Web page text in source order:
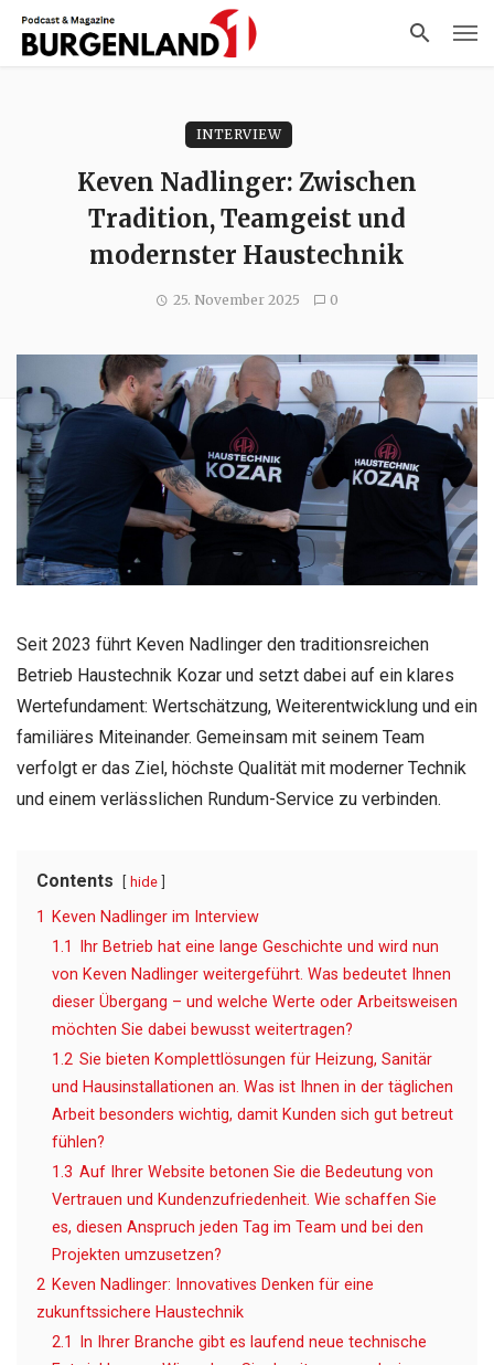
INTERVIEW
Keven Nadlinger: Zwischen
Tradition, Teamgeist und
modernster Haustechnik
25. November 2025 0
Seit 2023 führt Keven Nadlinger den traditionsreichen
Betrieb Haustechnik Kozar und setzt dabei auf ein klares
Wertefundament: Wertschätzung, Weiterentwicklung und ein
familiäres Miteinander. Gemeinsam mit seinem Team
verfolgt er das Ziel, höchste Qualität mit moderner Technik
und einem verlässlichen Rundum-Service zu verbinden.
Contents hide
1
Keven Nadlinger im Interview
1.1
Ihr Betrieb hat eine lange Geschichte und wird nun
von Keven Nadlinger weitergeführt. Was bedeutet Ihnen
dieser Übergang – und welche Werte oder Arbeitsweisen
möchten Sie dabei bewusst weitertragen?
1.2 Sie bieten Komplettlösungen für Heizung, Sanitär
und Hausinstallationen an. Was ist Ihnen in der täglichen
Arbeit besonders wichtig, damit Kunden sich gut betreut
fühlen?
1.3 Auf Ihrer Website betonen Sie die Bedeutung von
Vertrauen und Kundenzufriedenheit. Wie schaffen Sie
es, diesen Anspruch jeden Tag im Team und bei den
Projekten umzusetzen?
2 Keven Nadlinger: Innovatives Denken für eine
zukunftssichere Haustechnik
2.1
In Ihrer Branche gibt es laufend neue technische